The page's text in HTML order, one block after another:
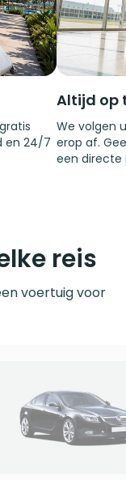
en 24/7
Altijd op
We volgen
erop af.
een directe
reis
voertuig voor